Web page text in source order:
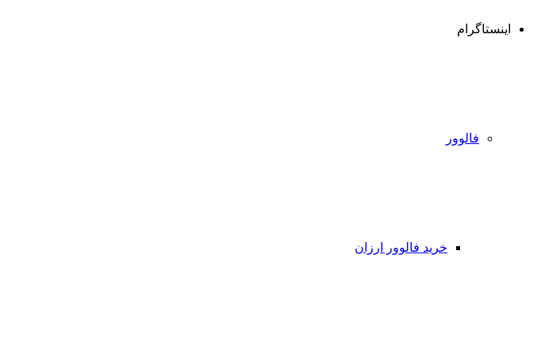
اینستاگرام
فالوور
خرید فالوور ارزان